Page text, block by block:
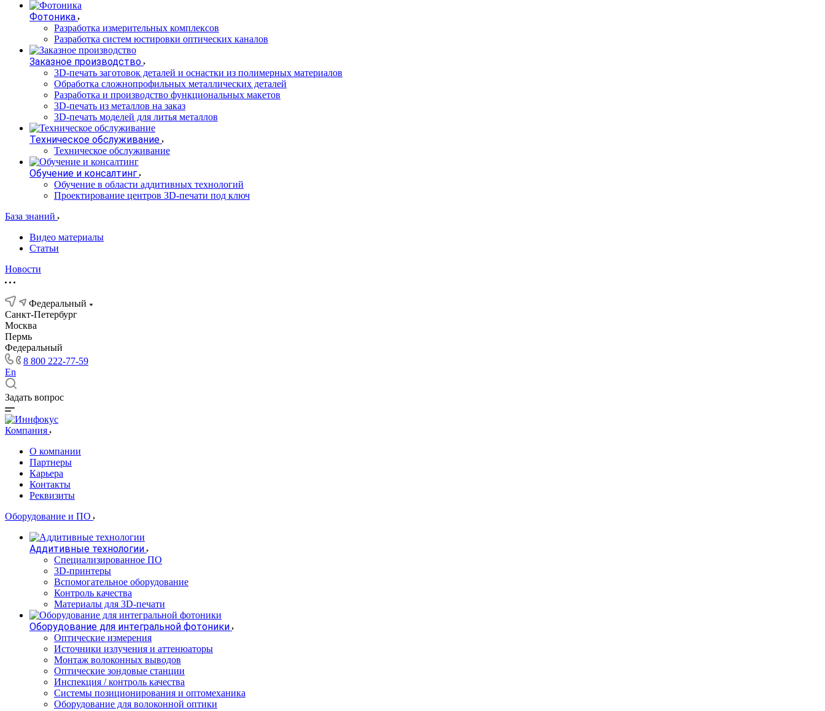
Фотоника
Разработка измерительных комплексов
Разработка систем юстировки оптических каналов
Заказное производство
3D-печать заготовок деталей и оснастки из полимерных материалов
Обработка сложнопрофильных металлических деталей
Разработка и производство функциональных макетов
3D-печать из металлов на заказ
3D-печать моделей для литья металлов
Техническое обслуживание
Техническое обслуживание
Обучение и консалтинг
Обучение в области аддитивных технологий
Проектирование центров 3D-печати под ключ
База знаний
Видео материалы
Статьи
Новости
Федеральный
Санкт-Петербург
Москва
Пермь
Федеральный
8 800 222-77-59
En
Задать вопрос
Компания
О компании
Партнеры
Карьера
Контакты
Реквизиты
Оборудование и ПО
Аддитивные технологии
Специализированное ПО
3D-принтеры
Вспомогательное оборудование
Контроль качества
Материалы для 3D-печати
Оборудование для интегральной фотоники
Оптические измерения
Источники излучения и аттенюаторы
Монтаж волоконных выводов
Оптические зондовые станции
Инспекция / контроль качества
Системы позиционирования и оптомеханика
Оборудование для волоконной оптики